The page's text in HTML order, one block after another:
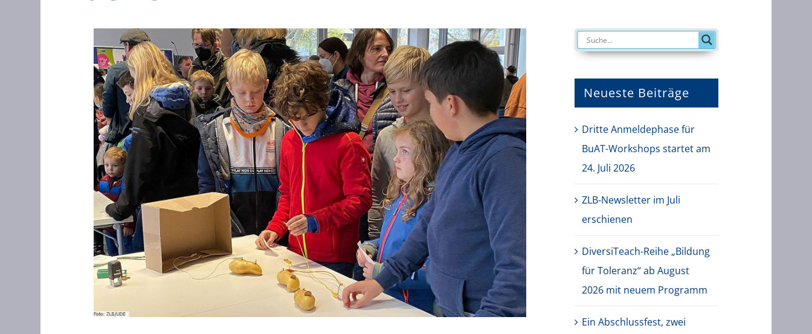
grösseres
Bild
Neueste Beiträge
Dritte Anmeldephase für
BuAT-Workshops startet am
24. Juli 2026
ZLB-Newsletter im Juli
erschienen
DiversiTeach-Reihe „Bildung
für Toleranz“ ab August
2026 mit neuem Programm
Ein Abschlussfest, zwei